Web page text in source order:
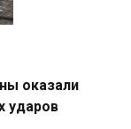
оказали
ударов